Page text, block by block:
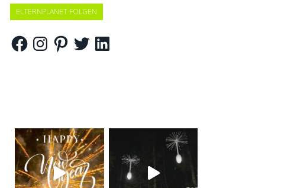
ELTERNPLANET FOLGEN
FacebookInstagramPinterestTwitterLinkedIn